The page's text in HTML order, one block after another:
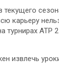
текущего
карьеру
ATP
извлечь